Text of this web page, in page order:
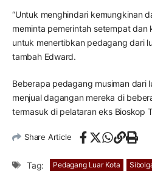
“Untuk menghindari kemungkinan
meminta pemerintah setempat dan
untuk menertibkan pedagang dari
tambah Edward.
Beberapa pedagang musiman dari
menjual dagangan mereka di
termasuk di pelataran eks Bioskop
Share Article
Tag: Pedagang Luar Kota